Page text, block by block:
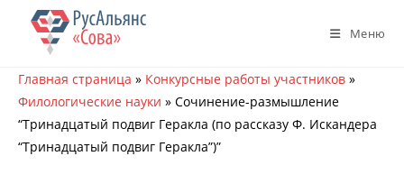
Перейти
содержимому
Меню
Главная страница » Конкурсные работы участников »
Филологические науки » Сочинение-размышление
“Тринадцатый подвиг Геракла (по рассказу Ф. Искандера
“Тринадцатый подвиг Геракла”)”